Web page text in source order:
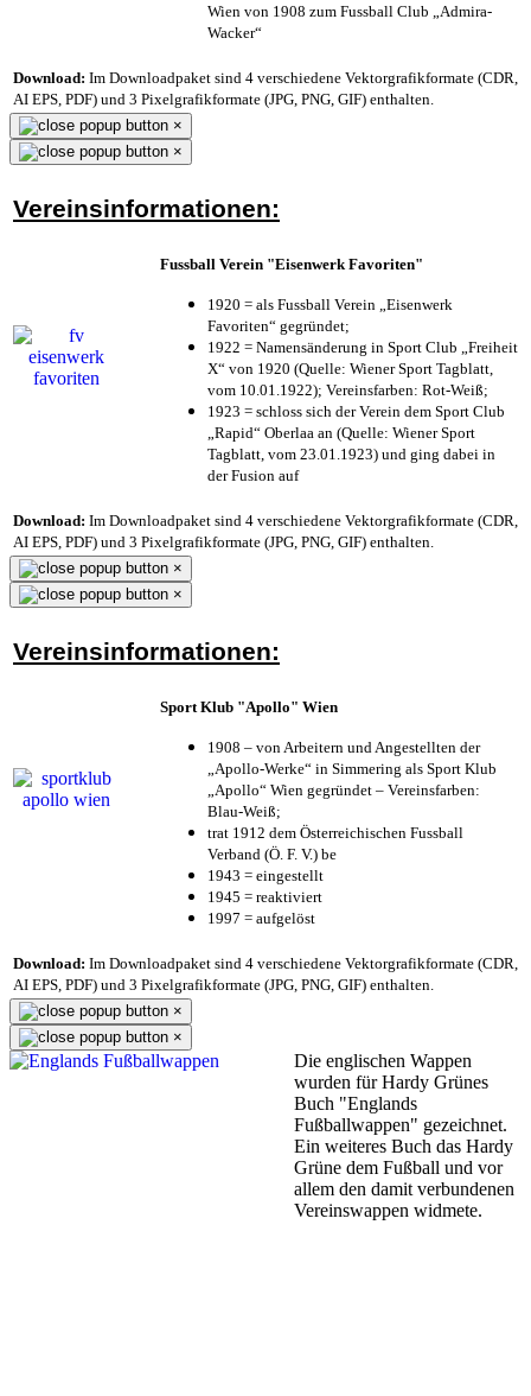
Wien von 1908 zum Fussball Club „Admira-
Wacker“
Download: Im Downloadpaket sind 4 verschiedene Vektorgrafikformate (CDR,
AI EPS, PDF) und 3 Pixelgrafikformate (JPG, PNG, GIF) enthalten.
×
×
Vereinsinformationen:
Fussball Verein "Eisenwerk Favoriten"
1920 = als Fussball Verein „Eisenwerk
Favoriten“ gegründet;
1922 = Namensänderung in Sport Club „Freiheit
X“ von 1920 (Quelle: Wiener Sport Tagblatt,
vom 10.01.1922); Vereinsfarben: Rot-Weiß;
1923 = schloss sich der Verein dem Sport Club
„Rapid“ Oberlaa an (Quelle: Wiener Sport
Tagblatt, vom 23.01.1923) und ging dabei in
der Fusion auf
Download: Im Downloadpaket sind 4 verschiedene Vektorgrafikformate (CDR,
AI EPS, PDF) und 3 Pixelgrafikformate (JPG, PNG, GIF) enthalten.
×
×
Vereinsinformationen:
Sport Klub "Apollo" Wien
1908 – von Arbeitern und Angestellten der
„Apollo-Werke“ in Simmering als Sport Klub
„Apollo“ Wien gegründet – Vereinsfarben:
Blau-Weiß;
trat 1912 dem Österreichischen Fussball
Verband (Ö. F. V.) be
1943 = eingestellt
1945 = reaktiviert
1997 = aufgelöst
Download: Im Downloadpaket sind 4 verschiedene Vektorgrafikformate (CDR,
AI EPS, PDF) und 3 Pixelgrafikformate (JPG, PNG, GIF) enthalten.
×
×
Die englischen Wappen
wurden für Hardy Grünes
Buch "Englands
Fußballwappen" gezeichnet.
Ein weiteres Buch das Hardy
Grüne dem Fußball und vor
allem den damit verbundenen
Vereinswappen widmete.